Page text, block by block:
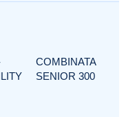
COMBINATA
SENIOR 300